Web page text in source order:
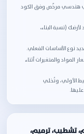
هندسي مرخّص وفق الكود
(نسبة البناء،
المواد والمتغيرات أثناء
الأولي، وتُخلي
تشطيب، ترميم،